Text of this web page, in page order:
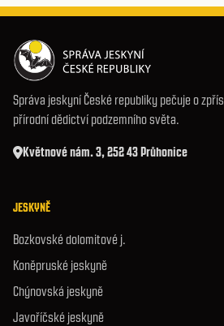
Správa jeskyní České republiky pečuje o
přírodní dědictví podzemního světa.
Květnové nám. 3, 252 43 Průhonice
JESKYNĚ
Bozkovské dolomitové j.
Koněpruské jeskyně
Chýnovská jeskyně
Javoříčské jeskyně